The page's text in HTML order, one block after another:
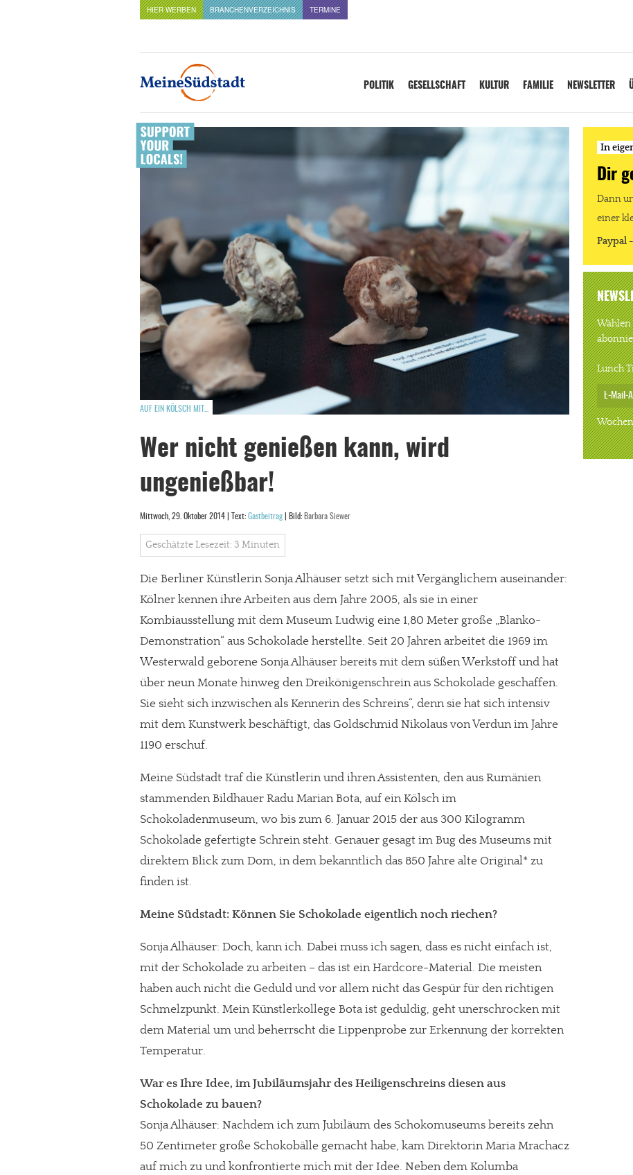
HIER WERBEN BRANCHENVERZEICHNIS TERMINE
POLITIK GESELLSCHAFT KULTUR FAMILIE NEWSLETTER
AUF EIN KÖLSCH MIT...
Wer nicht genießen kann, wird
ungenießbar!
Mittwoch, 29. Oktober 2014 | Text: Gastbeitrag| Bild: Barbara Siewer
Geschätzte Lesezeit: 3 Minuten
Die Berliner Künstlerin Sonja Alhäuser setzt sich mit Vergänglichem auseinander:
Kölner kennen ihre Arbeiten aus dem Jahre 2005, als sie in einer
Kombiausstellung mit dem Museum Ludwig eine 1,80 Meter große „Blanko-
Demonstration“ aus Schokolade herstellte. Seit 20 Jahren arbeitet die 1969 im
Westerwald geborene Sonja Alhäuser bereits mit dem süßen Werkstoff und hat
über neun Monate hinweg den Dreikönigenschrein aus Schokolade geschaffen.
Sie sieht sich inzwischen als Kennerin des Schreins“, denn sie hat sich intensiv
mit dem Kunstwerk beschäftigt, das Goldschmid Nikolaus von Verdun im Jahre
1190 erschuf.
Meine Südstadt traf die Künstlerin und ihren Assistenten, den aus Rumänien
stammenden Bildhauer Radu Marian Bota, auf ein Kölsch im
Schokoladenmuseum, wo bis zum 6. Januar 2015 der aus 300 Kilogramm
Schokolade gefertigte Schrein steht. Genauer gesagt im Bug des Museums mit
direktem Blick zum Dom, in dem bekanntlich das 850 Jahre alte Original* zu
finden ist.
Meine Südstadt: Können Sie Schokolade eigentlich noch riechen?
Sonja Alhäuser: Doch, kann ich. Dabei muss ich sagen, dass es nicht einfach ist,
mit der Schokolade zu arbeiten – das ist ein Hardcore-Material. Die meisten
haben auch nicht die Geduld und vor allem nicht das Gespür für den richtigen
Schmelzpunkt. Mein Künstlerkollege Bota ist geduldig, geht unerschrocken mit
dem Material um und beherrscht die Lippenprobe zur Erkennung der korrekten
Temperatur.
War es Ihre Idee, im Jubiläumsjahr des Heiligenschreins diesen aus
Schokolade zu bauen?
Sonja Alhäuser: Nachdem ich zum Jubiläum des Schokomuseums bereits zehn
50 Zentimeter große Schokobälle gemacht habe, kam Direktorin Maria Mrachacz
auf mich zu und konfrontierte mich mit der Idee. Neben dem Kolumba
In
Dir
Dann
einer
Paypal
Wählen
Lunch